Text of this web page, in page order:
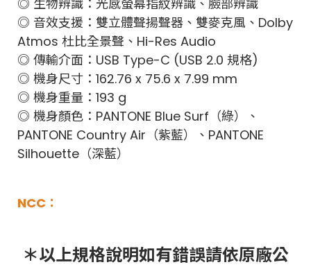
◎ 生物辨識：光感螢幕指紋辨識、臉部辨識
◎ 音效支援：雙立體聲揚聲器、雙麥克風、Dolby
Atmos 杜比全景聲、Hi-Res Audio
◎ 傳輸介面：USB Type-C (USB 2.0 規格)
◎ 機身尺寸：162.76 x 75.6 x 7.99 mm
◎ 機身重量：193 g
◎ 機身顏色：PANTONE Blue Surf（綠）、
PANTONE Country Air（紫藍）、PANTONE
Silhouette（深藍）
NCC：
＊以上規格說明如有錯誤請依原廠公